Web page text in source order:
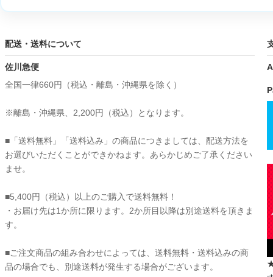
配送・送料について
佐川急便
全国一律660円（税込・離島・沖縄県を除く）
※離島・沖縄県、2,200円（税込）となります。
■「送料無料」「送料込み」の商品につきましては、配送方法を
お選びいただくことができかねます。あらかじめご了承ください
ませ。
■5,400円（税込）以上のご購入で送料無料！
・お届け先は1か所に限ります。2か所目以降は別途送料を頂きま
す。
■ご注文商品の組み合わせによっては、送料無料・送料込みの商
品の場合でも、別途送料が発生する場合がございます。